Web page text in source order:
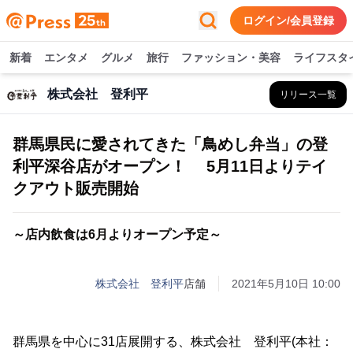
ログイン/会員登録
新着 エンタメ グルメ 旅行 ファッション・美容 ライフスタ
株式会社 登利平 リリース一覧
群馬県民に愛されてきた「鳥めし弁当」の登
利平深谷店がオープン！ 5月11日よりテイ
クアウト販売開始
～店内飲食は6月よりオープン予定～
株式会社 登利平店舗 2021年5月10日 10:00
群馬県を中心に31店展開する、株式会社 登利平(本社：